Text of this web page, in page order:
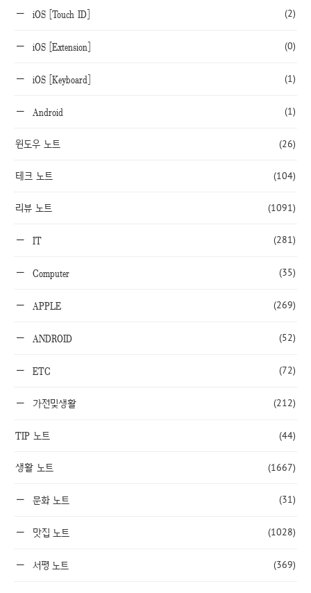
iOS [Touch ID] (2)
iOS [Extension] (0)
iOS [Keyboard] (1)
Android (1)
윈도우 노트 (26)
테크 노트 (104)
리뷰 노트 (1091)
IT (281)
Computer (35)
APPLE (269)
ANDROID (52)
ETC (72)
가전및생활 (212)
TIP 노트 (44)
생활 노트 (1667)
문화 노트 (31)
맛집 노트 (1028)
서평 노트 (369)